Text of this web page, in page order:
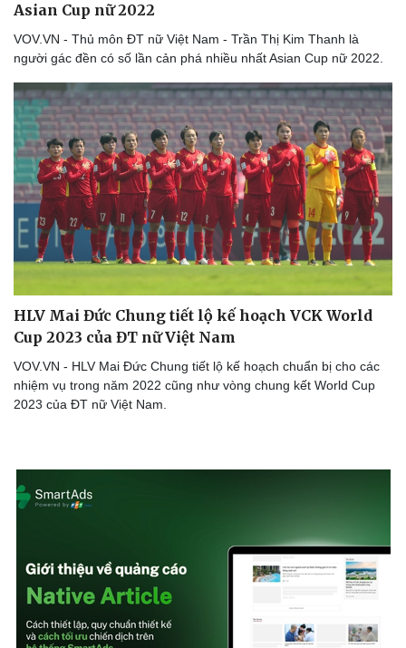
Doanh nghiệp
Thông tin doanh nghiệp
Doanh nghiệp 24h
Doanh nhân
Vì cộng đồng
Công nghệ
Tin Công nghệ
Trải nghiệm
Asian Cup nữ 2022
VOV.VN - Thủ môn ĐT nữ Việt Nam - Trần Thị Kim Thanh là
người gác đền có số lần cản phá nhiều nhất Asian Cup nữ 2022.
HLV Mai Đức Chung tiết lộ kế hoạch VCK World
Cup 2023 của ĐT nữ Việt Nam
VOV.VN - HLV Mai Đức Chung tiết lộ kế hoạch chuẩn bị cho các
nhiệm vụ trong năm 2022 cũng như vòng chung kết World Cup
2023 của ĐT nữ Việt Nam.